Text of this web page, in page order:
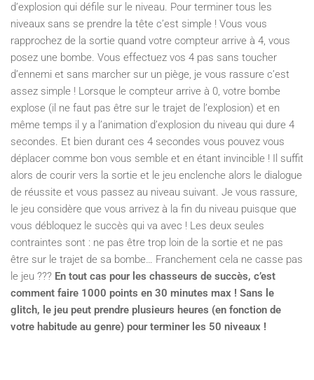
d’explosion qui défile sur le niveau. Pour terminer tous les
niveaux sans se prendre la tête c’est simple ! Vous vous
rapprochez de la sortie quand votre compteur arrive à 4, vous
posez une bombe. Vous effectuez vos 4 pas sans toucher
d’ennemi et sans marcher sur un piège, je vous rassure c’est
assez simple ! Lorsque le compteur arrive à 0, votre bombe
explose (il ne faut pas être sur le trajet de l’explosion) et en
même temps il y a l’animation d’explosion du niveau qui dure 4
secondes. Et bien durant ces 4 secondes vous pouvez vous
déplacer comme bon vous semble et en étant invincible ! Il suffit
alors de courir vers la sortie et le jeu enclenche alors le dialogue
de réussite et vous passez au niveau suivant. Je vous rassure,
le jeu considère que vous arrivez à la fin du niveau puisque que
vous débloquez le succès qui va avec ! Les deux seules
contraintes sont : ne pas être trop loin de la sortie et ne pas
être sur le trajet de sa bombe… Franchement cela ne casse pas
le jeu ??? En tout cas pour les chasseurs de succès, c’est
comment faire 1000 points en 30 minutes max ! Sans le
glitch, le jeu peut prendre plusieurs heures (en fonction de
votre habitude au genre) pour terminer les 50 niveaux !